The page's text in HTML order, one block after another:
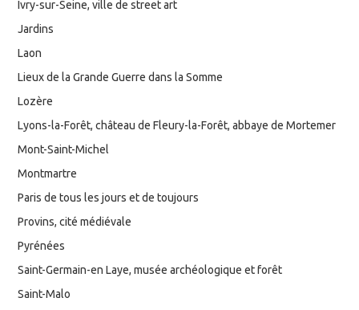
Ivry-sur-Seine, ville de street art
Jardins
Laon
Lieux de la Grande Guerre dans la Somme
Lozère
Lyons-la-Forêt, château de Fleury-la-Forêt, abbaye de Mortemer
Mont-Saint-Michel
Montmartre
Paris de tous les jours et de toujours
Provins, cité médiévale
Pyrénées
Saint-Germain-en Laye, musée archéologique et forêt
Saint-Malo